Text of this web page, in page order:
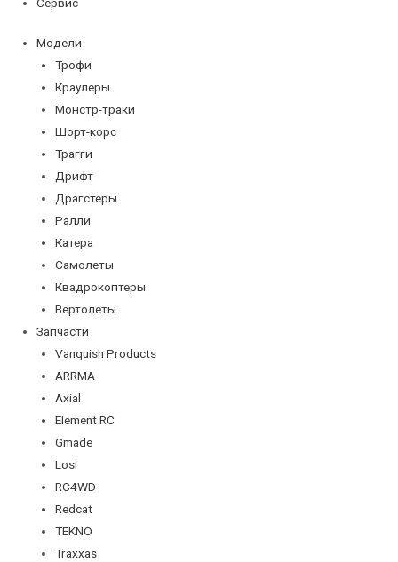
Модели
Трофи
Краулеры
Монстр-траки
Шорт-корс
Трагги
Дрифт
Драгстеры
Ралли
Катера
Самолеты
Квадрокоптеры
Вертолеты
Запчасти
Vanquish Products
ARRMA
Axial
Element RC
Gmade
Losi
RC4WD
Redcat
TEKNO
Traxxas